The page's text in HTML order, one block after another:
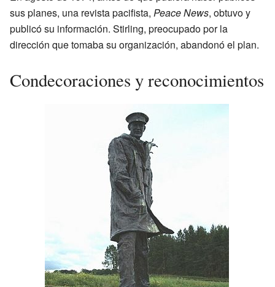
sus planes, una revista pacifista, Peace News, obtuvo y
publicó su información. Stirling, preocupado por la
dirección que tomaba su organización, abandonó el plan.
Condecoraciones y reconocimientos